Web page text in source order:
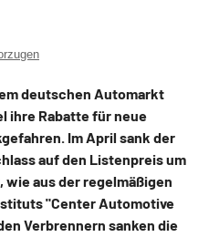
deutschen Automarkt
ihre Rabatte für neue
Im April sank der
auf den Listenpreis um
wie aus der regelmäßigen
"Center Automotive
Verbrennern sanken die